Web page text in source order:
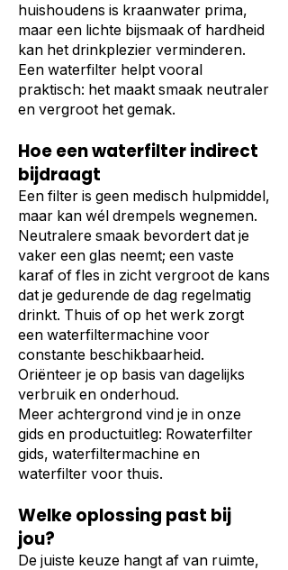
huishoudens is kraanwater prima,
maar een lichte bijsmaak of hardheid
kan het drinkplezier verminderen.
Een waterfilter helpt vooral
praktisch: het maakt smaak neutraler
en vergroot het gemak.
Hoe een waterfilter indirect
bijdraagt
Een filter is geen medisch hulpmiddel,
maar kan wél drempels wegnemen.
Neutralere smaak bevordert dat je
vaker een glas neemt; een vaste
karaf of fles in zicht vergroot de kans
dat je gedurende de dag regelmatig
drinkt. Thuis of op het werk zorgt
een waterfiltermachine voor
constante beschikbaarheid.
Oriënteer je op basis van dagelijks
verbruik en onderhoud.
Meer achtergrond vind je in onze
gids en productuitleg: Rowaterfilter
gids, waterfiltermachine en
waterfilter voor thuis.
Welke oplossing past bij
jou?
De juiste keuze hangt af van ruimte,